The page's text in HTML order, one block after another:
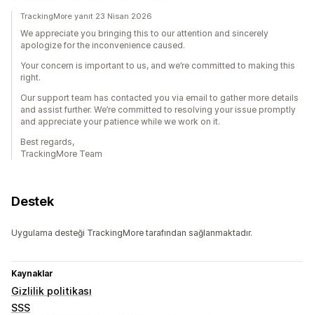
TrackingMore yanıt 23 Nisan 2026
We appreciate you bringing this to our attention and sincerely
apologize for the inconvenience caused.
Your concern is important to us, and we’re committed to making this
right.
Our support team has contacted you via email to gather more details
and assist further. We’re committed to resolving your issue promptly
and appreciate your patience while we work on it.
Best regards,
TrackingMore Team
Destek
Uygulama desteği TrackingMore tarafından sağlanmaktadır.
Kaynaklar
Gizlilik politikası
SSS